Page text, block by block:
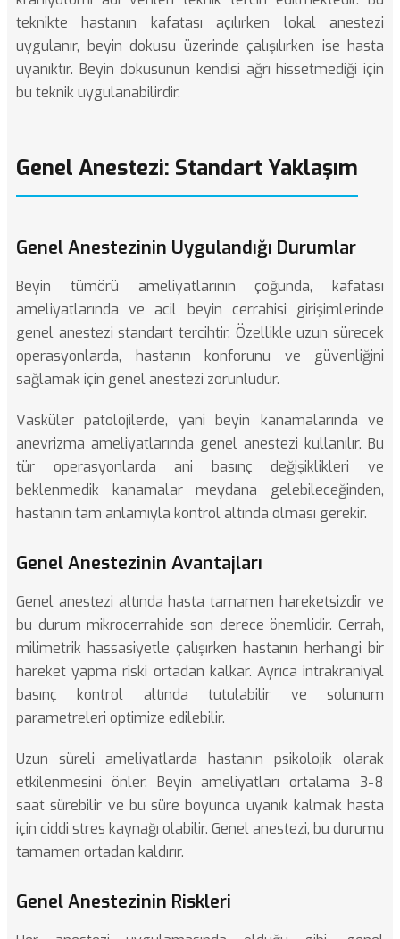
teknikte hastanın kafatası açılırken lokal anestezi
uygulanır, beyin dokusu üzerinde çalışılırken ise hasta
uyanıktır. Beyin dokusunun kendisi ağrı hissetmediği için
bu teknik uygulanabilirdir.
Genel Anestezi: Standart Yaklaşım
Genel Anestezinin Uygulandığı Durumlar
Beyin tümörü ameliyatlarının çoğunda, kafatası
ameliyatlarında ve acil beyin cerrahisi girişimlerinde
genel anestezi standart tercihtir. Özellikle uzun sürecek
operasyonlarda, hastanın konforunu ve güvenliğini
sağlamak için genel anestezi zorunludur.
Vasküler patolojilerde, yani beyin kanamalarında ve
anevrizma ameliyatlarında genel anestezi kullanılır. Bu
tür operasyonlarda ani basınç değişiklikleri ve
beklenmedik kanamalar meydana gelebileceğinden,
hastanın tam anlamıyla kontrol altında olması gerekir.
Genel Anestezinin Avantajları
Genel anestezi altında hasta tamamen hareketsizdir ve
bu durum mikrocerrahide son derece önemlidir. Cerrah,
milimetrik hassasiyetle çalışırken hastanın herhangi bir
hareket yapma riski ortadan kalkar. Ayrıca intrakraniyal
basınç kontrol altında tutulabilir ve solunum
parametreleri optimize edilebilir.
Uzun süreli ameliyatlarda hastanın psikolojik olarak
etkilenmesini önler. Beyin ameliyatları ortalama 3-8
saat sürebilir ve bu süre boyunca uyanık kalmak hasta
için ciddi stres kaynağı olabilir. Genel anestezi, bu durumu
tamamen ortadan kaldırır.
Genel Anestezinin Riskleri